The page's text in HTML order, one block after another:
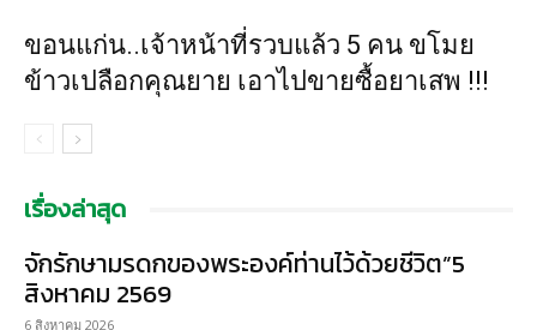
ขอนแก่น..เจ้าหน้าที่รวบแล้ว 5 คน ขโมย
ข้าวเปลือกคุณยาย เอาไปขายซื้อยาเสพ !!!
เรื่องล่าสุด
จักรักษามรดกของพระองค์ท่านไว้ด้วยชีวิต”5
สิงหาคม 2569
6 สิงหาคม 2026